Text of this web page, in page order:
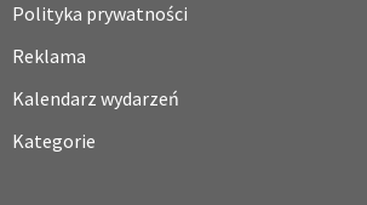
Polityka prywatności
Reklama
Kalendarz wydarzeń
Kategorie